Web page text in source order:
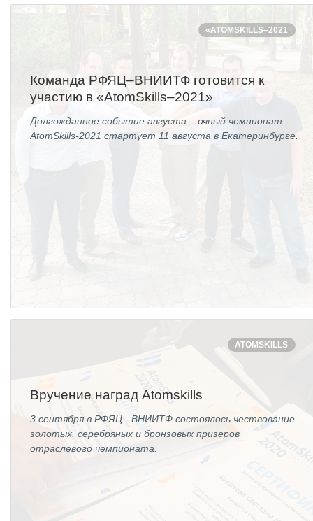
«ATOMSKILLS–2021
Команда РФЯЦ–ВНИИТФ готовится к
участию в «AtomSkills–2021»
Долгожданное событие августа – очный чемпионат
AtomSkills-2021 стартует 11 августа в Екатеринбурге.
ATOMSKILLS
Вручение наград Atomskills
3 сентября в РФЯЦ - ВНИИТФ состоялось чествование
золотых, серебряных и бронзовых призеров
отраслевого чемпионата.